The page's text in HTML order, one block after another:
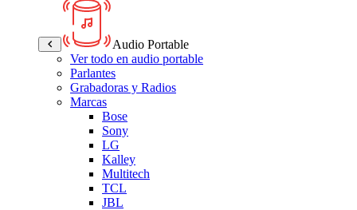
Audio Portable
Ver todo en audio portable
Parlantes
Grabadoras y Radios
Marcas
Bose
Sony
LG
Kalley
Multitech
TCL
JBL